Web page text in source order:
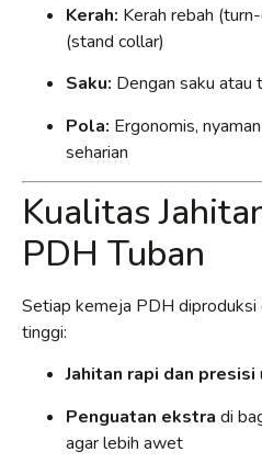
Kerah: Kerah rebah
(stand collar)
Saku: Dengan saku atau
Pola: Ergonomis,
seharian
Kualitas
PDH Tuban
Setiap kemeja PDH diproduksi
tinggi:
Jahitan rapi dan presisi
Penguatan ekstra di
agar lebih awet